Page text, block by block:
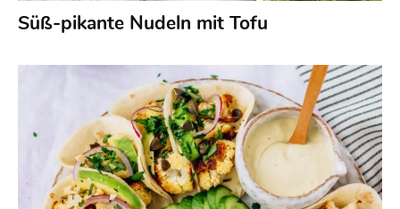
Süß-pikante Nudeln mit Tofu